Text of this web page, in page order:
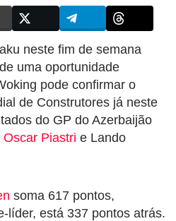
neste fim de semana
uma oportunidade
pode confirmar o
de Construtores já neste
do GP do Azerbaijão
Oscar Piastri e Lando
soma 617 pontos,
líder, está 337 pontos atrás.